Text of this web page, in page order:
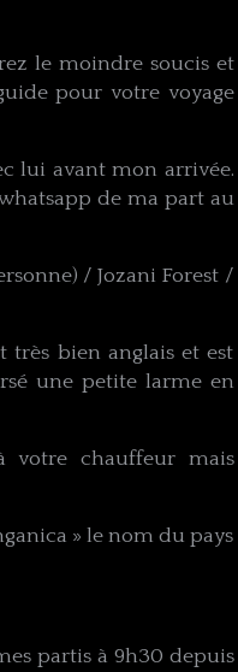
le moindre soucis et
pour votre voyage
lui avant mon arrivée.
de ma part au
/ Jozani Forest /
très bien anglais et est
une petite larme en
chauffeur mais
» le nom du pays
partis à 9h30 depuis